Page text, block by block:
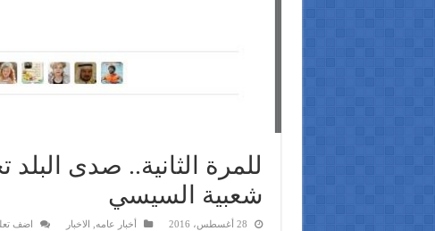
للمرة الثانية.. صدى
شعبية السيسي
28 أغسطس، 2016 أخبار عامه الاخبار اضف